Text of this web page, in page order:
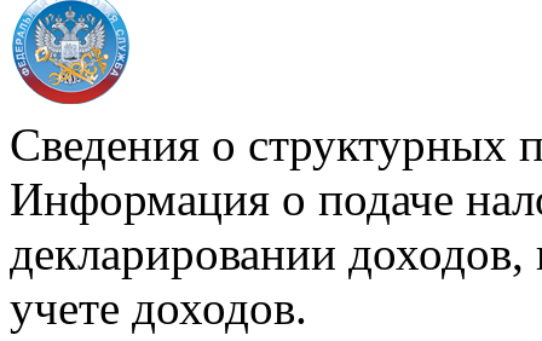
Сведения о структурных
Информация о подаче
декларировании доходов,
учете доходов.